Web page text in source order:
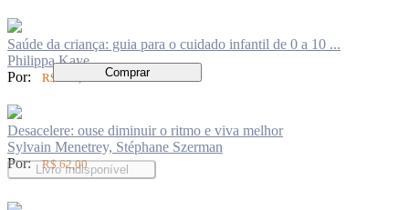
Saúde da criança: guia para o cuidado infantil de 0 a 10 ...
Philippa Kaye
Por:
R$ 136,00 Comprar
Desacelere: ouse diminuir o ritmo e viva melhor
Sylvain Menetrey, Stéphane Szerman
Por:
R$ 62,00
Livro Indisponível